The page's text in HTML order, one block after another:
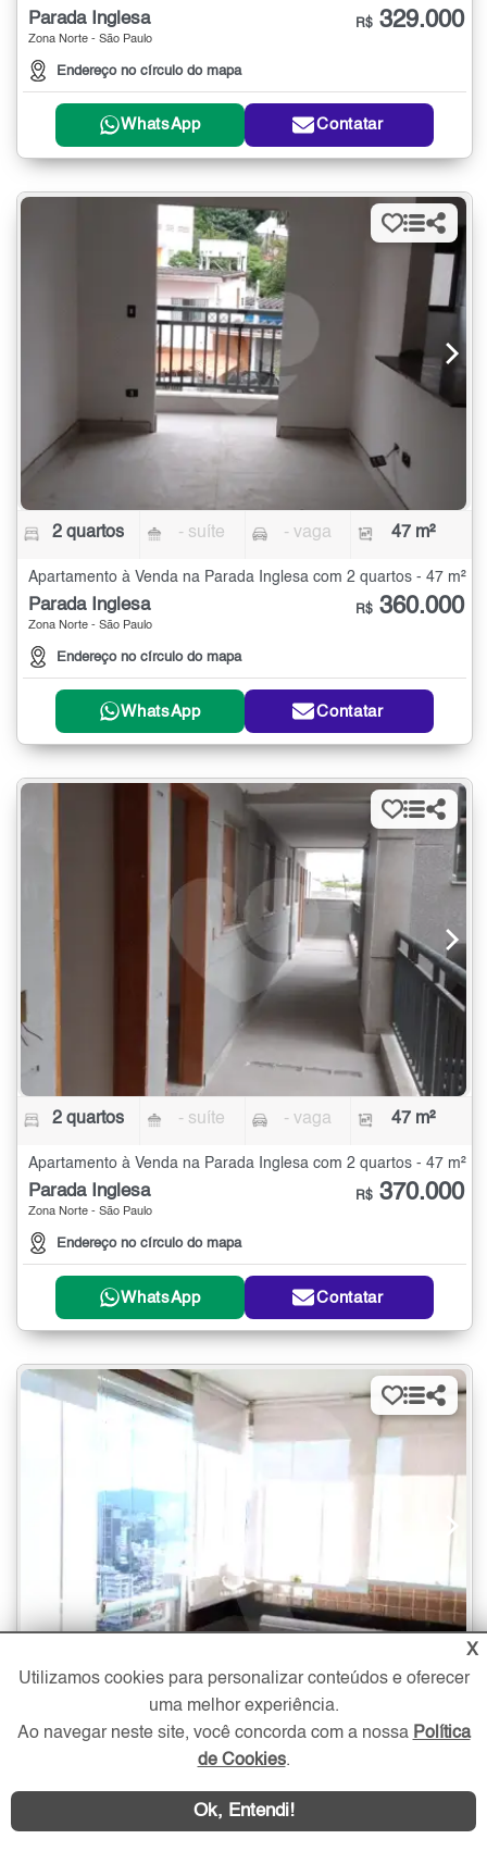
Parada Inglesa
Zona Norte - São Paulo
Endereço no círculo do mapa
R$ 329.000
WhatsApp Contatar
2 quartos - suíte - vaga 47 m²
Apartamento à Venda na Parada Inglesa com 2 quartos - 47 m²
Parada Inglesa
Zona Norte - São Paulo
Endereço no círculo do mapa
R$ 360.000
WhatsApp Contatar
2 quartos - suíte - vaga 47 m²
Apartamento à Venda na Parada Inglesa com 2 quartos - 47 m²
Parada Inglesa
Zona Norte - São Paulo
Endereço no círculo do mapa
R$ 370.000
WhatsApp Contatar
1 suíte 1 vaga
Apartamento à Venda na Parada Inglesa com 2 quartos - 62 m²
Endereço no círculo do mapa
X
Utilizamos cookies para personalizar conteúdos e oferecer
uma melhor experiência.
Ao navegar neste site, você concorda com a nossa Política
de Cookies.
Ok, Entendi!